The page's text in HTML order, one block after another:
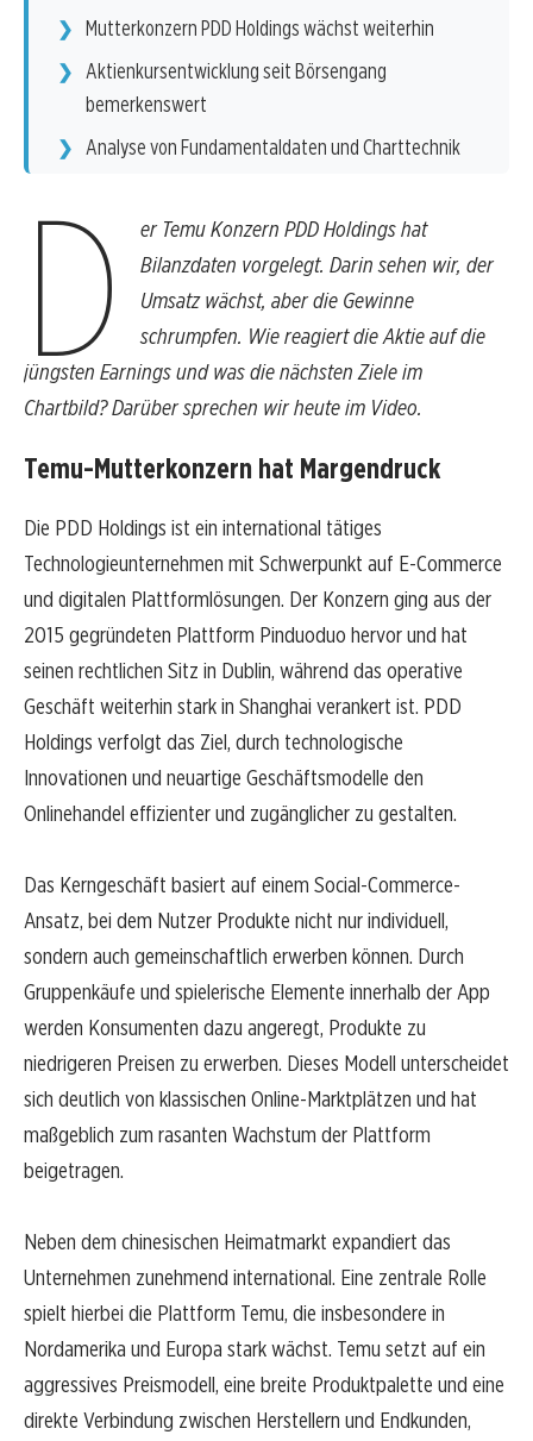
Mutterkonzern PDD Holdings wächst weiterhin
Aktienkursentwicklung seit Börsengang
bemerkenswert
Analyse von Fundamentaldaten und Charttechnik
D
er Temu Konzern PDD Holdings hat
Bilanzdaten vorgelegt. Darin sehen wir, der
Umsatz wächst, aber die Gewinne
schrumpfen. Wie reagiert die Aktie auf die
jüngsten Earnings und was die nächsten Ziele im
Chartbild? Darüber sprechen wir heute im Video.
Temu-Mutterkonzern hat Margendruck
Die PDD Holdings ist ein international tätiges
Technologieunternehmen mit Schwerpunkt auf E-Commerce
und digitalen Plattformlösungen. Der Konzern ging aus der
2015 gegründeten Plattform Pinduoduo hervor und hat
seinen rechtlichen Sitz in Dublin, während das operative
Geschäft weiterhin stark in Shanghai verankert ist. PDD
Holdings verfolgt das Ziel, durch technologische
Innovationen und neuartige Geschäftsmodelle den
Onlinehandel effizienter und zugänglicher zu gestalten.
Das Kerngeschäft basiert auf einem Social-Commerce-
Ansatz, bei dem Nutzer Produkte nicht nur individuell,
sondern auch gemeinschaftlich erwerben können. Durch
Gruppenkäufe und spielerische Elemente innerhalb der App
werden Konsumenten dazu angeregt, Produkte zu
niedrigeren Preisen zu erwerben. Dieses Modell unterscheidet
sich deutlich von klassischen Online-Marktplätzen und hat
maßgeblich zum rasanten Wachstum der Plattform
beigetragen.
Neben dem chinesischen Heimatmarkt expandiert das
Unternehmen zunehmend international. Eine zentrale Rolle
spielt hierbei die Plattform Temu, die insbesondere in
Nordamerika und Europa stark wächst. Temu setzt auf ein
aggressives Preismodell, eine breite Produktpalette und eine
direkte Verbindung zwischen Herstellern und Endkunden,